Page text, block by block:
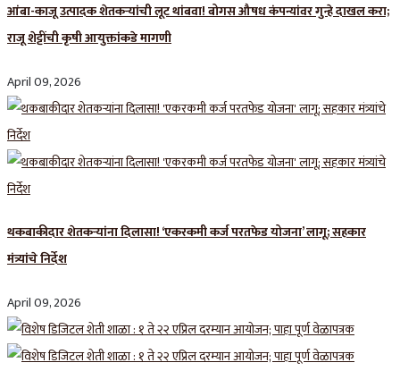
आंबा-काजू उत्पादक शेतकऱ्यांची लूट थांबवा! बोगस औषध कंपन्यांवर गुन्हे दाखल करा;
राजू शेट्टींची कृषी आयुक्तांकडे मागणी
April 09, 2026
थकबाकीदार शेतकऱ्यांना दिलासा! ‘एकरकमी कर्ज परतफेड योजना’ लागू; सहकार
मंत्र्यांचे निर्देश
April 09, 2026